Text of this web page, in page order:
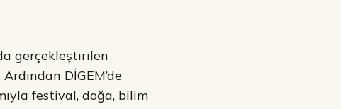
gerçekleştirilen
DİGEM’de
festival, doğa, bilim